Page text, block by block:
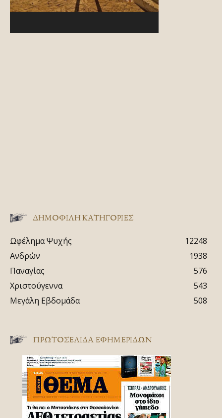
ΔΗΜΟΦΙΛΗ ΚΑΤΗΓΟΡΙΕΣ
Ωφέλημα Ψυχής
12248
Ανδρών
1938
Παναγίας
576
Χριστούγεννα
543
Μεγάλη Εβδομάδα
508
ΠΡΩΤΟΣΈΛΙΔΑ ΕΦΗΜΕΡΊΔΩΝ